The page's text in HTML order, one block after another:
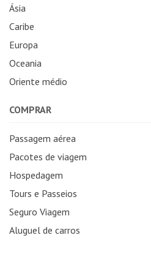
Ásia
Caribe
Europa
Oceania
Oriente médio
COMPRAR
Passagem aérea
Pacotes de viagem
Hospedagem
Tours e Passeios
Seguro Viagem
Aluguel de carros